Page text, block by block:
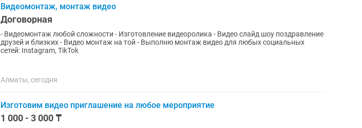
Видеомонтаж, монтаж видео
Договорная
- Видеомонтаж любой сложности - Изготовление видеоролика - Видео слайд шоу поздравление
друзей и близких - Видео монтаж на той - Выполню монтаж видео для любых социальных
сетей: Instаgrаm, ТikТоk
Алматы, сегодня
Изготовим видео приглашение на любое мероприятие
1 000 - 3 000 ₸